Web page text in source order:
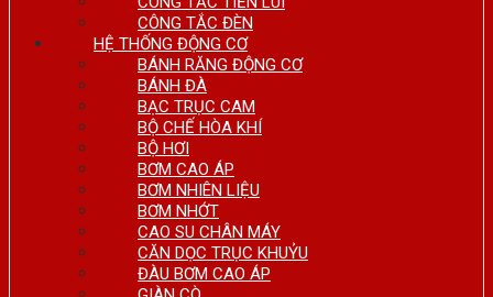
CÔNG TẮC ĐÈN
HỆ THỐNG ĐỘNG CƠ
BÁNH RĂNG ĐỘNG CƠ
BÁNH ĐÀ
BẠC TRỤC CAM
BỘ CHẾ HÒA KHÍ
BỘ HƠI
BƠM CAO ÁP
BƠM NHIÊN LIỆU
BƠM NHỚT
CAO SU CHÂN MÁY
CĂN DỌC TRỤC KHUỶU
ĐÀU BƠM CAO ÁP